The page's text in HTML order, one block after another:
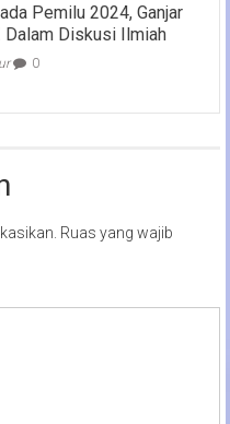
Pemilu 2024, Ganjar
Dalam Diskusi Ilmiah
0
Ruas yang wajib